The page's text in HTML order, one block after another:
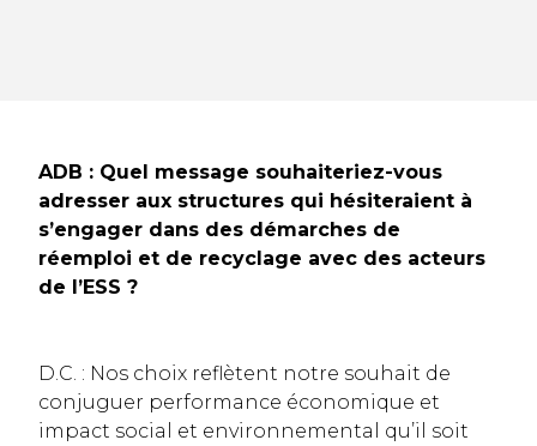
ADB : Quel message souhaiteriez-vous
adresser aux structures qui hésiteraient à
s’engager dans des démarches de
réemploi et de recyclage avec des acteurs
de l’ESS ?
D.C. : Nos choix reflètent notre souhait de
conjuguer performance économique et
impact social et environnemental qu’il soit